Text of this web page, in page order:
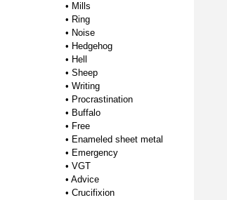
• Mills
• Ring
• Noise
• Hedgehog
• Hell
• Sheep
• Writing
• Procrastination
• Buffalo
• Free
• Enameled sheet metal
• Emergency
• VGT
• Advice
• Crucifixion